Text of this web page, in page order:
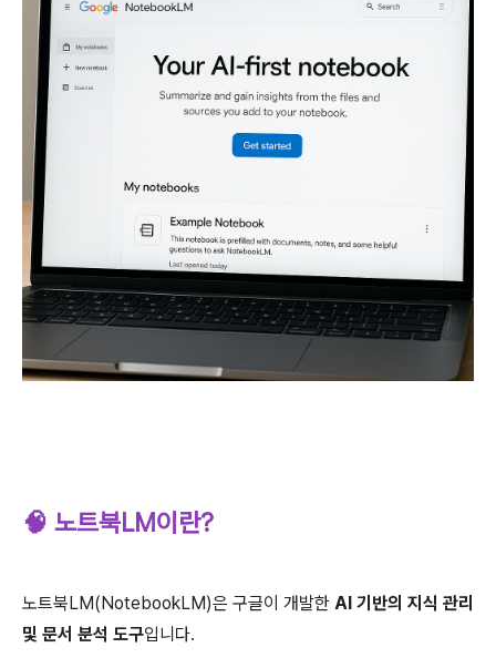
🧠 노트북LM이란?
노트북LM(NotebookLM)은 구글이 개발한 AI 기반의 지식 관리
및 문서 분석 도구입니다.